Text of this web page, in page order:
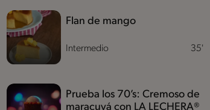
Intermedio 35'
Flan de mango
Prueba los 70’s: Cremoso de
maracuyá con LA LECHERA®